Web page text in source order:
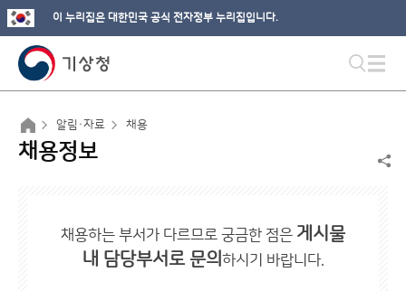
이 누리집은 대한민국 공식 전자정부 누리집입니다.
알림·자료 채용
채용정보
채용하는 부서가 다르므로 궁금한 점은 게시물
내 담당부서로 문의 하시기 바랍니다.